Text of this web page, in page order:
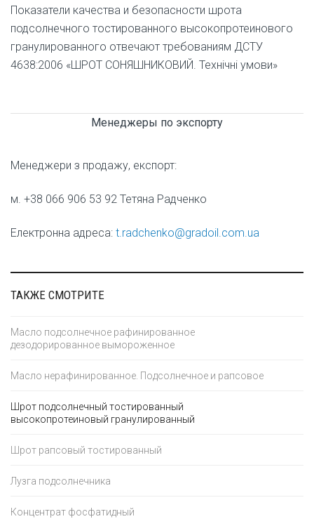
Показатели качества и безопасности шрота
подсолнечного тостированного высокопротеинового
гранулированного отвечают требованиям ДСТУ
4638:2006 «ШРОТ СОНЯШНИКОВИЙ. Технічні умови»
Менеджеры по экспорту
Менеджери з продажу, експорт:
м. +38 066 906 53 92 Тетяна Радченко
Електронна адреса: t.radchenko@gradoil.com.ua
ТАКЖЕ СМОТРИТЕ
Масло подсолнечное рафинированное
дезодорированное вымороженное
Масло нерафинированное. Подсолнечное и рапсовое
Шрот подсолнечный тостированный
высокопротеиновый гранулированный
Шрот рапсовый тостированный
Лузга подсолнечника
Концентрат фосфатидный